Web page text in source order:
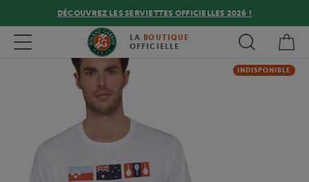
DÉCOUVREZ LES SERVIETTES OFFICIELLES 2026 !
Toggle navigation LA BOUTIQUE
OFFICIELLE
INDISPONIBLE